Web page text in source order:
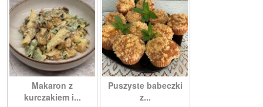
Makaron z
kurczakiem i...
Puszyste babeczki
z...